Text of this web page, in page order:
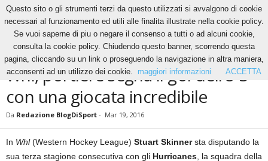
Hockey Whl, portiere segna il gol dell’8-3 con una giocata incredibile
HOCKEY NEWS
Whl, portiere segna il gol dell’8-3
con una giocata incredibile
Da Redazione BlogDiSport - Mar 19, 2016
In Whl(Western Hockey League) Stuart Skinnersta disputando la
sua terza stagione consecutiva con gli Hurricanes , la squadra della
Questo sito o gli strumenti terzi da questo utilizzati si avvalgono di cookie
necessari al funzionamento ed utili alle finalita illustrate nella cookie policy.
Se vuoi saperne di piu o negare il consenso a tutti o ad alcuni cookie,
consulta la cookie policy. Chiudendo questo banner, scorrendo questa
pagina, cliccando su un link o proseguendo la navigazione in altra maniera,
acconsenti ad un utilizzo dei cookie.
maggiori informazioni ACCETTA